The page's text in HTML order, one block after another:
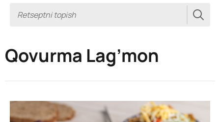
Qovurma Lag’mon